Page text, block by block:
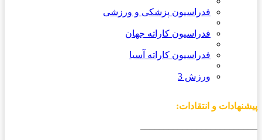
فدراسیون پزشکی و ورزشی
فدراسیون کاراته جهان
فدراسیون کاراته آسیا
ورزش 3
پیشنهادات و انتقادات: